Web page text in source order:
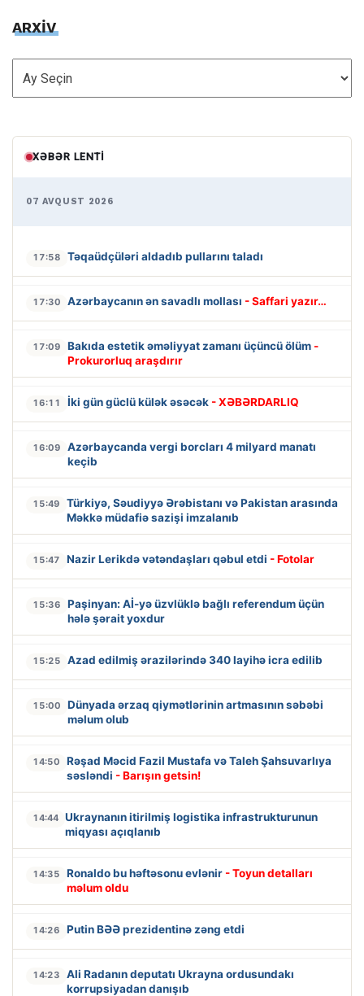
ARXİV
ARXİV
XƏBƏR LENTI
07 AVQUST 2026
17:58 Təqaüdçüləri aldadıb pullarını taladı
17:30 Azərbaycanın ən savadlı mollası - Saffari yazır…
17:09 Bakıda estetik əməliyyat zamanı üçüncü ölüm -
Prokurorluq araşdırır
16:11 İki gün güclü külək əsəcək - XƏBƏRDARLIQ
16:09
Azərbaycanda vergi borcları 4 milyard manatı
keçib
15:49
Türkiyə, Səudiyyə Ərəbistanı və Pakistan arasında
Məkkə müdafiə sazişi imzalanıb
15:47 Nazir Lerikdə vətəndaşları qəbul etdi - Fotolar
15:36
Paşinyan: Aİ-yə üzvlüklə bağlı referendum üçün
hələ şərait yoxdur
15:25 Azad edilmiş ərazilərində 340 layihə icra edilib
15:00
Dünyada ərzaq qiymətlərinin artmasının səbəbi
məlum olub
14:50
Rəşad Məcid Fazil Mustafa və Taleh Şahsuvarlıya
səsləndi - Barışın getsin!
14:44 Ukraynanın itirilmiş logistika infrastrukturunun
miqyası açıqlanıb
14:35 Ronaldo bu həftəsonu evlənir - Toyun detalları
məlum oldu
14:26 Putin BƏƏ prezidentinə zəng etdi
14:23
Ali Radanın deputatı Ukrayna ordusundakı
korrupsiyadan danışıb